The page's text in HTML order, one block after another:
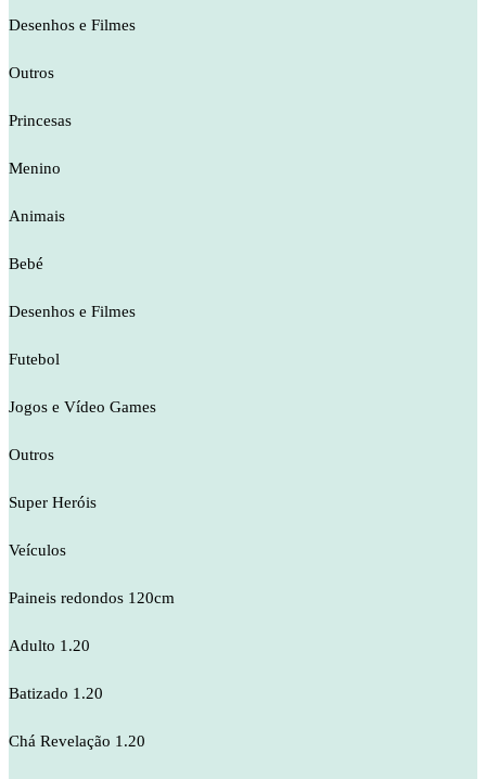
Desenhos e Filmes
Outros
Princesas
Menino
Animais
Bebé
Desenhos e Filmes
Futebol
Jogos e Vídeo Games
Outros
Super Heróis
Veículos
Paineis redondos 120cm
Adulto 1.20
Batizado 1.20
Chá Revelação 1.20